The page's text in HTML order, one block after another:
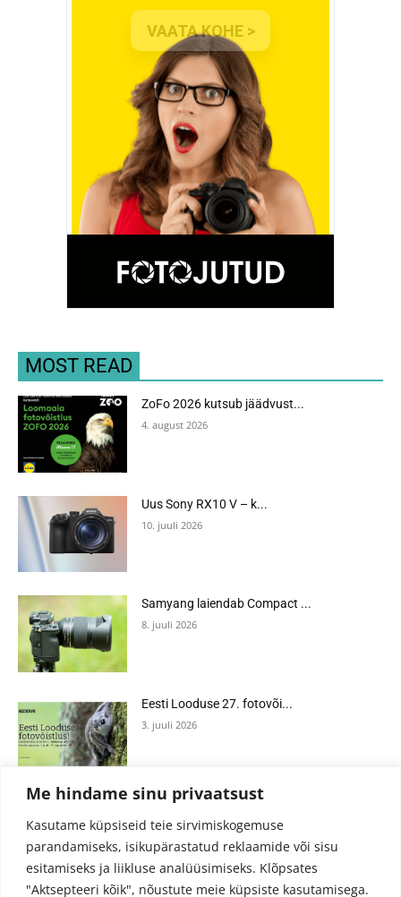
Me hindame sinu privaatsust
Kasutame küpsiseid teie sirvimiskogemuse
parandamiseks, isikupärastatud reklaamide või sisu
esitamiseks ja liikluse analüüsimiseks. Klõpsates
"Aktsepteeri kõik", nõustute meie küpsiste kasutamisega.
MOST READ
ZoFo 2026 kutsub jäädvust...
4. august 2026
Uus Sony RX10 V – k...
10. juuli 2026
Samyang laiendab Compact ...
8. juuli 2026
Eesti Looduse 27. fotovõi...
3. juuli 2026